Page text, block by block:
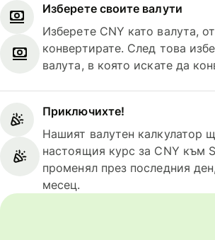
Изберете своите валути
Изберете CNY като валута,
конвертирате. След това
валута, в която искате да
Приключихте!
Нашият валутен калкулатор
настоящия курс за CNY към
променял през последния
месец.